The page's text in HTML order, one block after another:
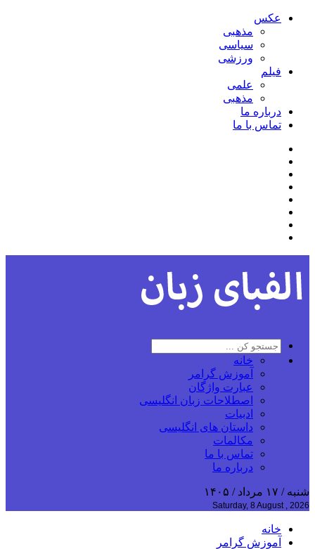
عکس
مذهبی
سیاسی
ورزشی
فیلم
علمی
مذهبی
درباره ما
تماس با ما
خانه
آموزش گرامر
عبارت واژگان
اصطلاحات زبان انگلیسی
ادبیات
داستان های انگلیسی
مکالمات
تماس با ما
درباره ما
شنبه / ۱۷ مرداد / ۱۴۰۵
Saturday, 8 August , 2026
خانه
آموزش گرامر